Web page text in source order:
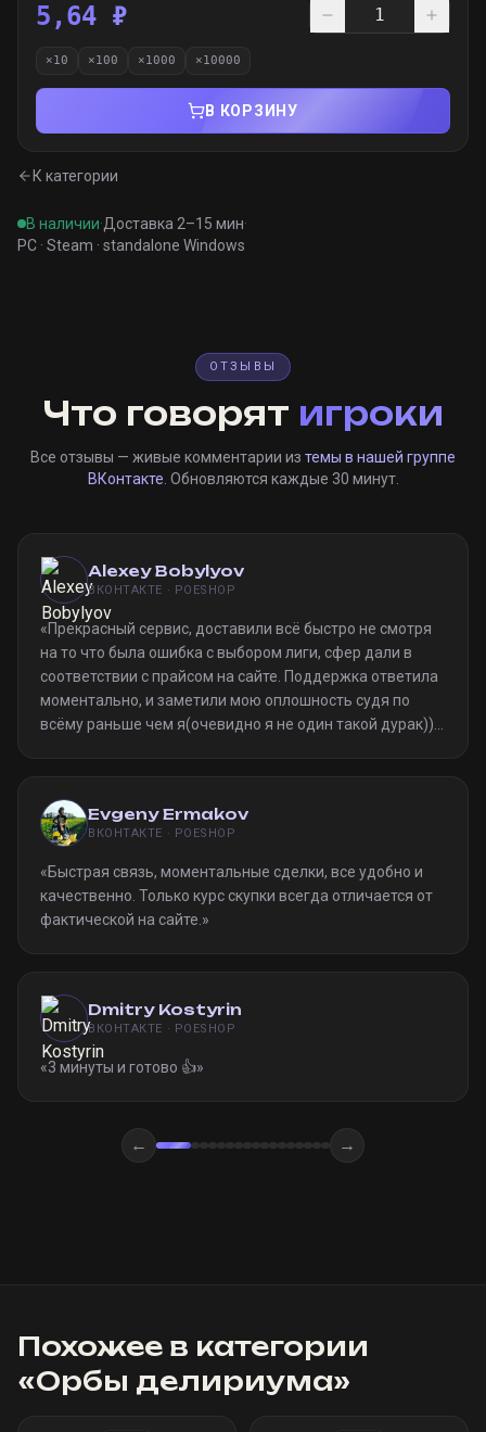
5,64 ₽
×10 ×100 ×1000 ×10000
В КОРЗИНУ
К категории
В наличии·Доставка 2–15 мин·
PC · Steam · standalone Windows
ОТЗЫВЫ
Что говорят игроки
Все отзывы — живые комментарии из темы в нашей группе
ВКонтакте . Обновляются каждые 30 минут.
Alexey Bobylyov
ВКОНТАКТЕ · POESHOP
«Прекрасный сервис, доставили всё быстро не смотря
на то что была ошибка с выбором лиги, сфер дали в
соответствии с прайсом на сайте. Поддержка ответила
моментально, и заметили мою оплошность судя по
всёму раньше чем я(очевидно я не один такой дурак)).
Evgeny Ermakov
ВКОНТАКТЕ · POESHOP
«Быстрая связь, моментальные сделки, все удобно и
качественно. Только курс скупки всегда отличается от
фактической на сайте. »
Dmitry Kostyrin
ВКОНТАКТЕ · POESHOP
«3 минуты и готово 👍»
← →
Похожее в категории
«Орбы делириума»